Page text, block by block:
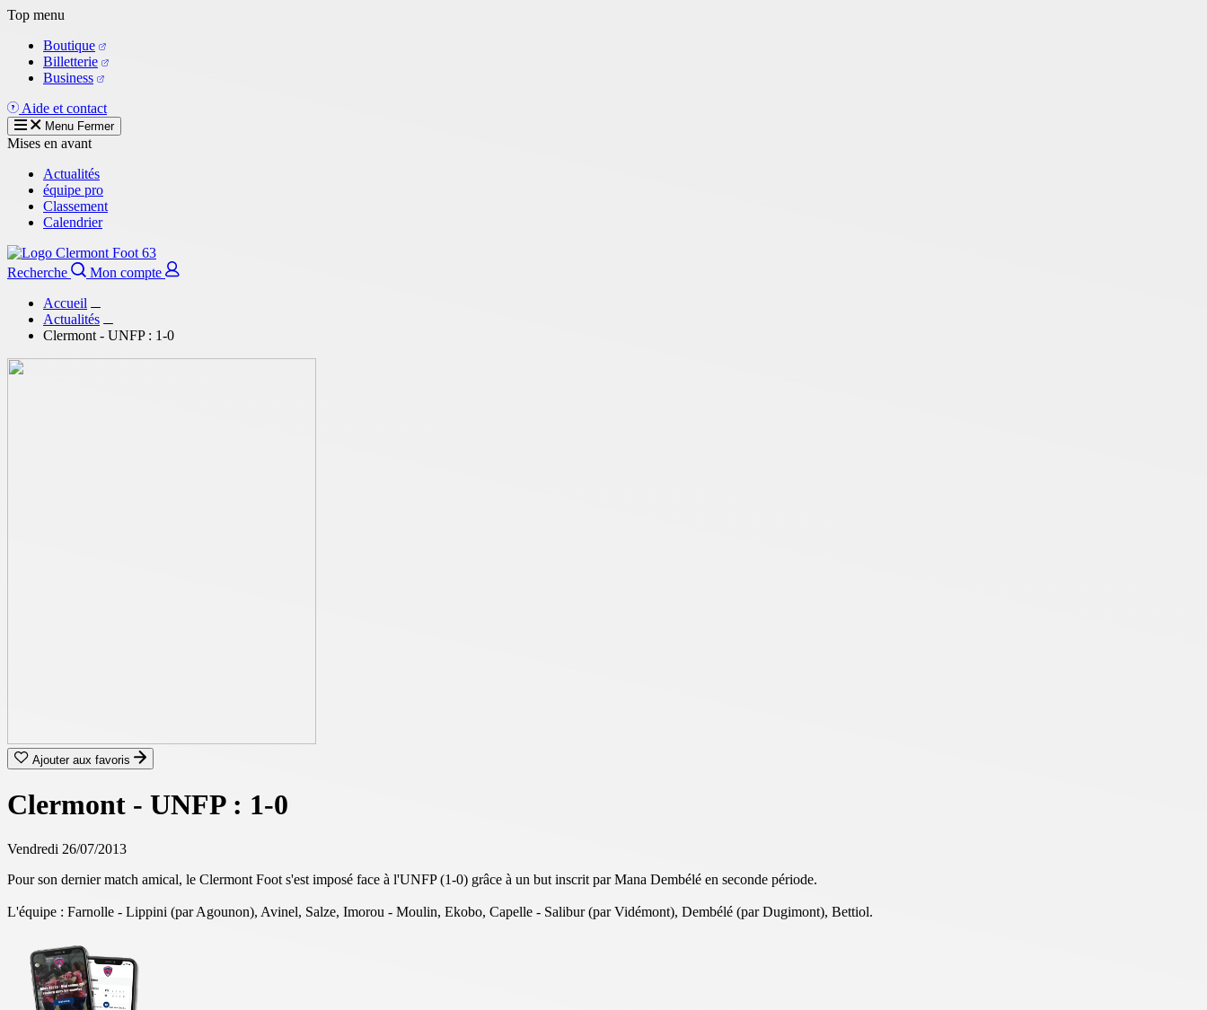
Aller
contenu
principal
Top menu
Boutique
Billetterie
Business
Aide et contact
Menu Fermer
Mises en avant
Actualités
équipe pro
Classement
Calendrier
Recherche
Mon compte
Accueil
Actualités
Clermont - UNFP : 1-0
Ajouter aux favoris
Clermont - UNFP : 1-0
Vendredi 26/07/2013
Pour son dernier match amical, le Clermont Foot s'est imposé face à l'UNFP (1-0) grâce à un but inscrit par Mana Dembélé en seconde période.
L'équipe : Farnolle - Lippini (par Agounon), Avinel, Salze, Imorou - Moulin, Ekobo, Capelle - Salibur (par Vidémont), Dembélé (par Dugimont), Bettiol.